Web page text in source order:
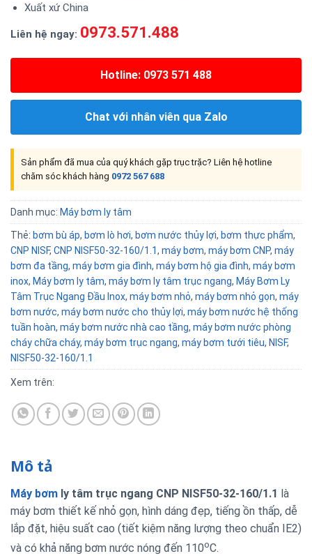
Xuất xứ China
Liên hệ ngay: 0973.571.488
Hotline: 0973 571 488
Chat với nhân viên qua Zalo
Sản phẩm đã mua của quý khách gặp trục trặc? Liên hệ hotline
chăm sóc khách hàng 0972 567 688
Danh mục: Máy bơm ly tâm
Thẻ: bơm bù áp, bơm lò hơi, bơm nước thủy lợi, bơm thực phẩm,
CNP NISF, CNP NISF50-32-160/1.1, máy bơm, máy bơm CNP, máy
bơm đa tầng, máy bơm gia đình, máy bơm hộ gia đình, máy bơm
inox, Máy bơm ly tâm, máy bơm ly tâm trục ngang, Máy Bơm Ly
Tâm Trục Ngang Đầu Inox, máy bơm nhỏ, máy bơm nhỏ gọn, máy
bơm nước, máy bơm nước cho thủy lợi, máy bơm nước hệ thống
tuần hoàn, máy bơm nước nhà cao tầng, máy bơm nước phòng
cháy chữa cháy, máy bơm trục ngang, máy bơm tưới tiêu, NISF,
NISF50-32-160/1.1
Xem trên:
Mô tả
Máy bơm ly tâm trục ngang CNP NISF50-32-160/1.1 là
máy bơm thiết kế nhỏ gọn, hình dáng đẹp, tiếng ồn thấp, dễ
lắp đặt, hiệu suất cao (tiết kiệm năng lượng theo chuẩn IE2)
và có khả năng bơm nước nóng đến 110oC.